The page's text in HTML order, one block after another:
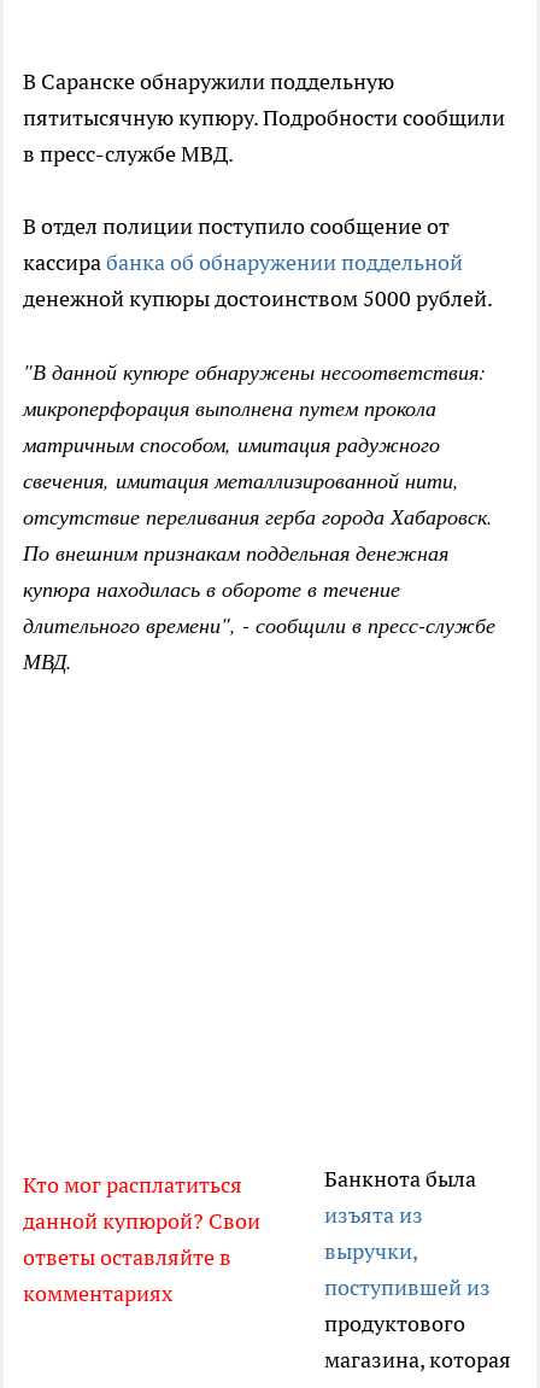
В Саранске обнаружили поддельную
пятитысячную купюру. Подробности сообщили
в пресс-службе МВД.
В отдел полиции поступило сообщение от
кассирабанка об обнаружении поддельной
денежной купюры достоинством 5000 рублей.
"В данной купюре обнаружены несоответствия:
микроперфорация выполнена путем прокола
матричным способом, имитация радужного
свечения, имитация металлизированной нити,
отсутствие переливания герба города Хабаровск.
По внешним признакам поддельная денежная
купюра находилась в обороте в течение
длительного времени", - сообщили в пресс-службе
МВД.
Кто мог расплатиться
данной купюрой? Свои
ответы оставляйте в
комментариях
Банкнота была
изъята из
выручки,
поступившей из
продуктового
магазина, которая